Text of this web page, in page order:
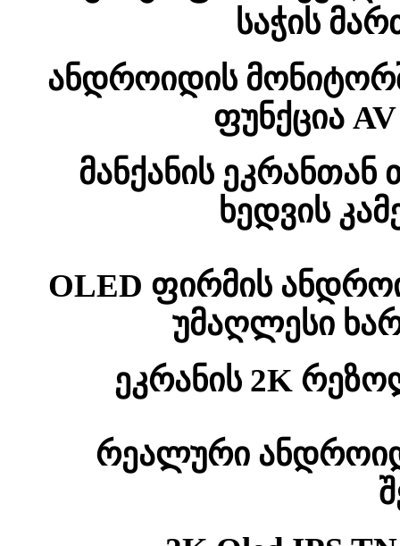
საჭის
ანდროიდის
ფუნქცია
მანქანის ეკრანთან
ხედვის
OLED ფირმის
უმაღლესი
ეკრანის 2K
რეალური